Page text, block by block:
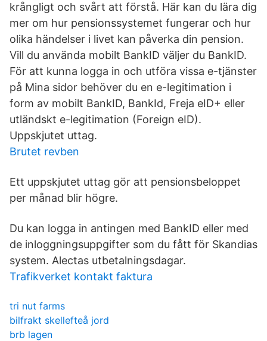
krångligt och svårt att förstå. Här kan du lära dig
mer om hur pensionssystemet fungerar och hur
olika händelser i livet kan påverka din pension.
Vill du använda mobilt BankID väljer du BankID.
För att kunna logga in och utföra vissa e-tjänster
på Mina sidor behöver du en e-legitimation i
form av mobilt BankID, BankId, Freja eID+ eller
utländskt e-legitimation (Foreign eID).
Uppskjutet uttag.
Brutet revben
Ett uppskjutet uttag gör att pensionsbeloppet
per månad blir högre.
Du kan logga in antingen med BankID eller med
de inloggningsuppgifter som du fått för Skandias
system. Alectas utbetalningsdagar.
Trafikverket kontakt faktura
tri nut farms
bilfrakt skellefteå jord
brb lagen